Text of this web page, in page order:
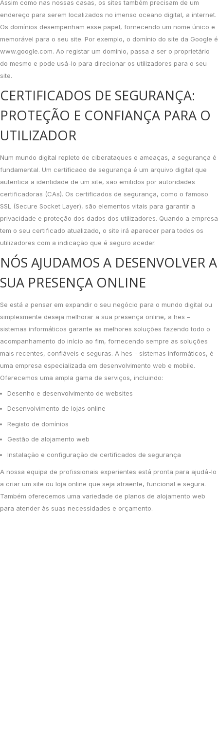
Assim como nas nossas casas, os sites também precisam de um
endereço para serem localizados no imenso oceano digital, a internet.
Os domínios desempenham esse papel, fornecendo um nome único e
memorável para o seu site. Por exemplo, o domínio do site da Google é
www.google.com. Ao registar um domínio, passa a ser o proprietário
do mesmo e pode usá-lo para direcionar os utilizadores para o seu
site.
CERTIFICADOS DE SEGURANÇA:
PROTEÇÃO E CONFIANÇA PARA O
UTILIZADOR
Num mundo digital repleto de ciberataques e ameaças, a segurança é
fundamental. Um certificado de segurança é um arquivo digital que
autentica a identidade de um site, são emitidos por autoridades
certificadoras (CAs). Os certificados de segurança, como o famoso
SSL (Secure Socket Layer), são elementos vitais para garantir a
privacidade e proteção dos dados dos utilizadores. Quando a empresa
tem o seu certificado atualizado, o site irá aparecer para todos os
utilizadores com a indicação que é seguro aceder.
NÓS AJUDAMOS A DESENVOLVER A
SUA PRESENÇA ONLINE
Se está a pensar em expandir o seu negócio para o mundo digital ou
simplesmente deseja melhorar a sua presença online, a hes –
sistemas informáticos garante as melhores soluções fazendo todo o
acompanhamento do início ao fim, fornecendo sempre as soluções
mais recentes, confiáveis e seguras. A hes - sistemas informáticos, é
uma empresa especializada em desenvolvimento web e mobile.
Oferecemos uma ampla gama de serviços, incluindo:
Desenho e desenvolvimento de websites
Desenvolvimento de lojas online
Registo de domínios
Gestão de alojamento web
Instalação e configuração de certificados de segurança
A nossa equipa de profissionais experientes está pronta para ajudá-lo
a criar um site ou loja online que seja atraente, funcional e segura.
Também oferecemos uma variedade de planos de alojamento web
para atender às suas necessidades e orçamento.